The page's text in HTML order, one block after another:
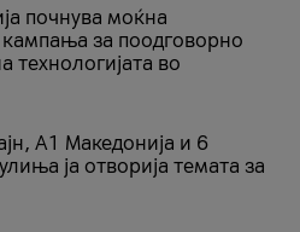
почнува моќна
за поодговорно
технологијата во
A1 Македонија и 6
ја отворија темата за